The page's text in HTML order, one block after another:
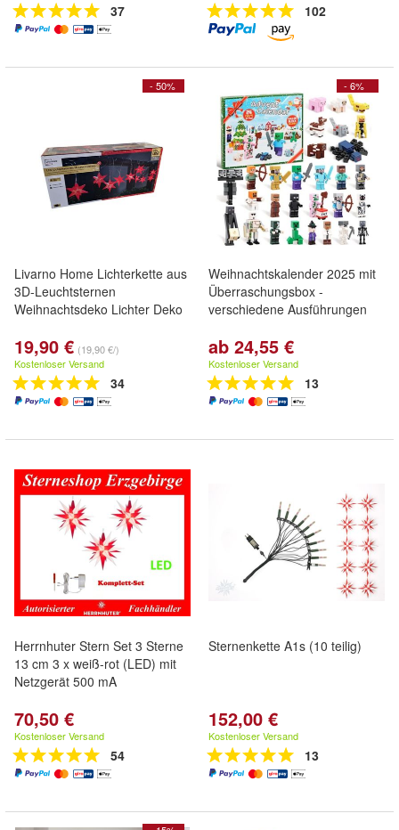
37 102
- 50%
Livarno Home Lichterkette aus
3D-Leuchtsternen
Weihnachtsdeko Lichter Deko
19,90 € (19,90 €/)
Kostenloser Versand
34
- 6%
Weihnachtskalender 2025 mit
Überraschungsbox -
verschiedene Ausführungen
ab 24,55 €
Kostenloser Versand
13
Herrnhuter Stern Set 3 Sterne
13 cm 3 x weiß-rot (LED) mit
Netzgerät 500 mA
70,50 €
Kostenloser Versand
54
Sternenkette A1s (10 teilig)
152,00 €
Kostenloser Versand
13